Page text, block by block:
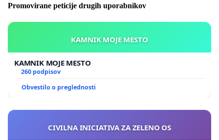
Promovirane peticije drugih uporabnikov
KAMNIK MOJE MESTO
KAMNIK MOJE MESTO
260 podpisov
Obvestilo o preglednosti
CIVILNA INICIATIVA ZA ZELENO OS